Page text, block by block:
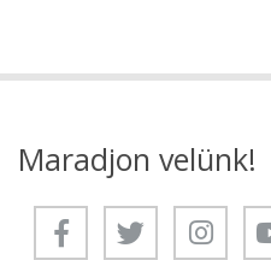
Maradjon velünk!